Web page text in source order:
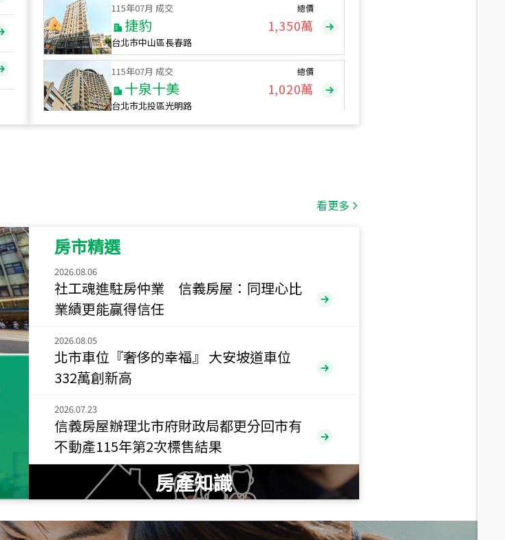
捷豹
台北市中山區長春路
1,350萬
115年07月 成交
十泉十美
台北市北投區光明路
總價
1,020萬
115
新北市永和區環河西路二段
115年07月 成交
央央 5,800萬
115年
小西華
115年07月 成交
捷豹
台北市中山區長春路
總價
115年07月 成交
十泉十美
台北市北投區光明路
總價
1,020 萬
看更多
房市精選
2026.08.06
社工魂進駐房仲業 信義房屋：同理心比
業績更能贏得信任
2026.08.05
北市車位『奢侈的幸福』 大安坡道車位
332萬創新高
2026.07.23
信義房屋辦理北市府財政局都更分回市有
不動產115年第2次標售結果
房產知識